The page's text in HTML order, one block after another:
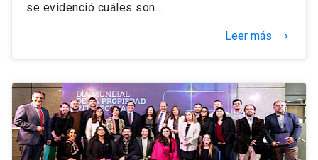
se evidenció cuáles son…
Leer más keyboard_arrow_right